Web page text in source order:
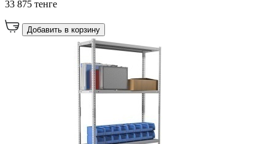
33 875 тенге
Добавить в корзину